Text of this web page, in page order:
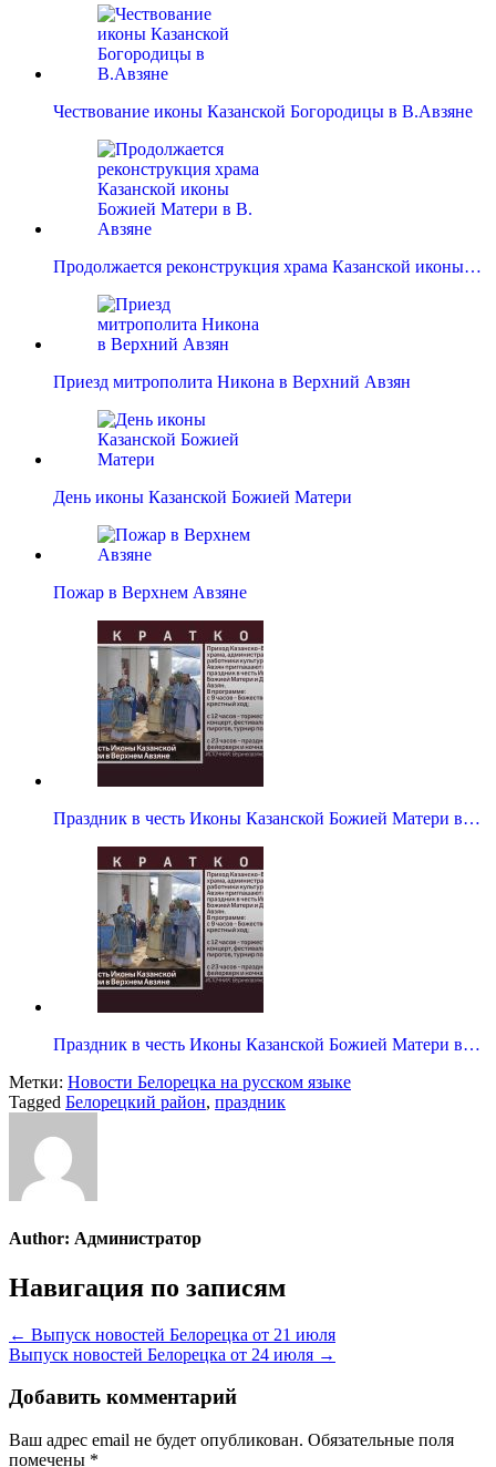
Чествование иконы Казанской Богородицы в В.Авзяне
Продолжается реконструкция храма Казанской иконы…
Приезд митрополита Никона в Верхний Авзян
День иконы Казанской Божией Матери
Пожар в Верхнем Авзяне
Праздник в честь Иконы Казанской Божией Матери в…
Праздник в честь Иконы Казанской Божией Матери в…
Метки: Новости Белорецка на русском языке
Tagged Белорецкий район, праздник
Author: Администратор
Навигация по записям
← Выпуск новостей Белорецка от 21 июля
Выпуск новостей Белорецка от 24 июля →
Добавить комментарий
Ваш адрес email не будет опубликован. Обязательные поля
помечены *